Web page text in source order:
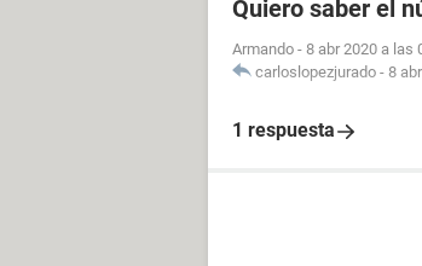
Quiero saber el
Armando - 8 abr 2020 a las
carloslopezjurado - 8
1 respuesta